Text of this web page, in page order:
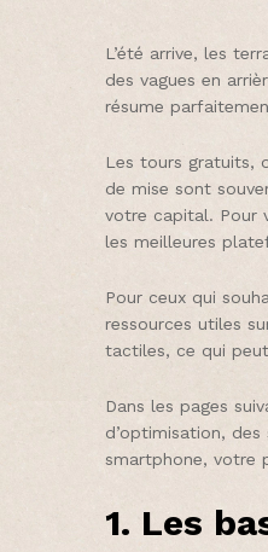
L’été arrive, les
des vagues en
résume
Les tours gratuits,
de mise sont
votre capital. Pour
les meilleures
Pour ceux qui
ressources utiles
tactiles, ce qui
Dans les pages
d’optimisation,
smartphone, votre
1. Les